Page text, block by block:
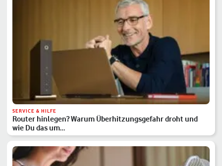
SERVICE & HILFE
Router hinlegen? Warum Überhitzungsgefahr droht und
wie Du das um…